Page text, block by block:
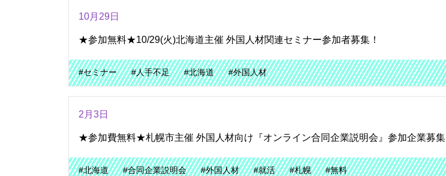
10月29日
★参加無料★10/29(火)北海道主催 外国人材関連セミナー参加者募集！
#セミナー #人手不足 #北海道 #外国人材
2月3日
★参加費無料★札幌市主催 外国人材向け『オンライン合同企業説明会』参加企業募集
#北海道 #合同企業説明会 #外国人材 #就活 #札幌 #無料